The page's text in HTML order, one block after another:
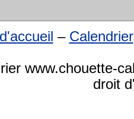
– Calendrier
www.chouette-
droit